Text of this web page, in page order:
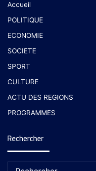
Accueil
POLITIQUE
ECONOMIE
SOCIETE
SPORT
CULTURE
ACTU DES REGIONS
PROGRAMMES
Rechercher